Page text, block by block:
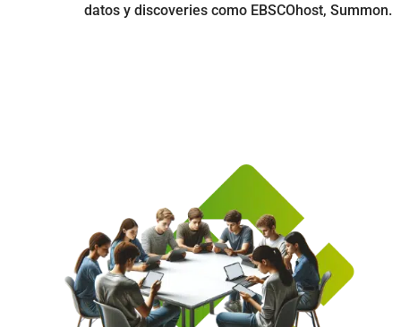
datos y discoveries como EBSCOhost, Summon.